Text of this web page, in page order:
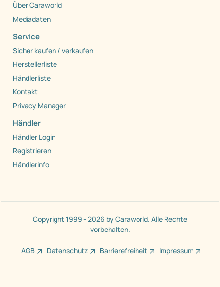
Über Caraworld
Mediadaten
Service
Sicher kaufen / verkaufen
Herstellerliste
Händlerliste
Kontakt
Privacy Manager
Händler
Händler Login
Registrieren
Händlerinfo
Copyright 1999 - 2026 by Caraworld. Alle Rechte
vorbehalten.
AGB Datenschutz Barrierefreiheit Impressum